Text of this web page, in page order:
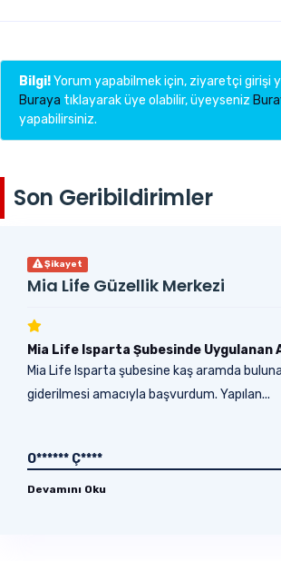
Bilgi!Yorum yapabilmek için, ziyaretçi girişi
Buraya tıklayarak üye olabilir, üyeyseniz
yapabilirsiniz.
Son Geribildirimler
Şikayet
Mia Life Güzellik Merkezi
Mia Life Isparta Şubesinde Uygulanan
Mia Life Isparta şubesine kaş aramda
giderilmesi amacıyla başvurdum. Yapılan...
O****** Ç****
Devamını Oku